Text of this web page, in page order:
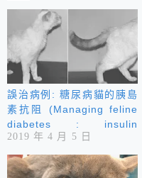
誤治病例: 糖尿病貓的胰島
素抗阻 (Managing feline
diabetes : insulin
resistance)
2019 年 4 月 5 日